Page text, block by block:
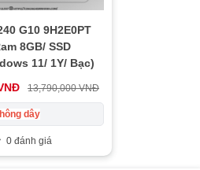
G10 9H2E0PT
8GB/ SSD
11/ 1Y/ Bạc)
13,790,000 VNĐ
dây
0 đánh giá